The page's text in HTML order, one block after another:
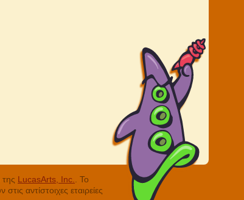
LucasArts, Inc.
. Το
αντίστοιχες εταιρείες